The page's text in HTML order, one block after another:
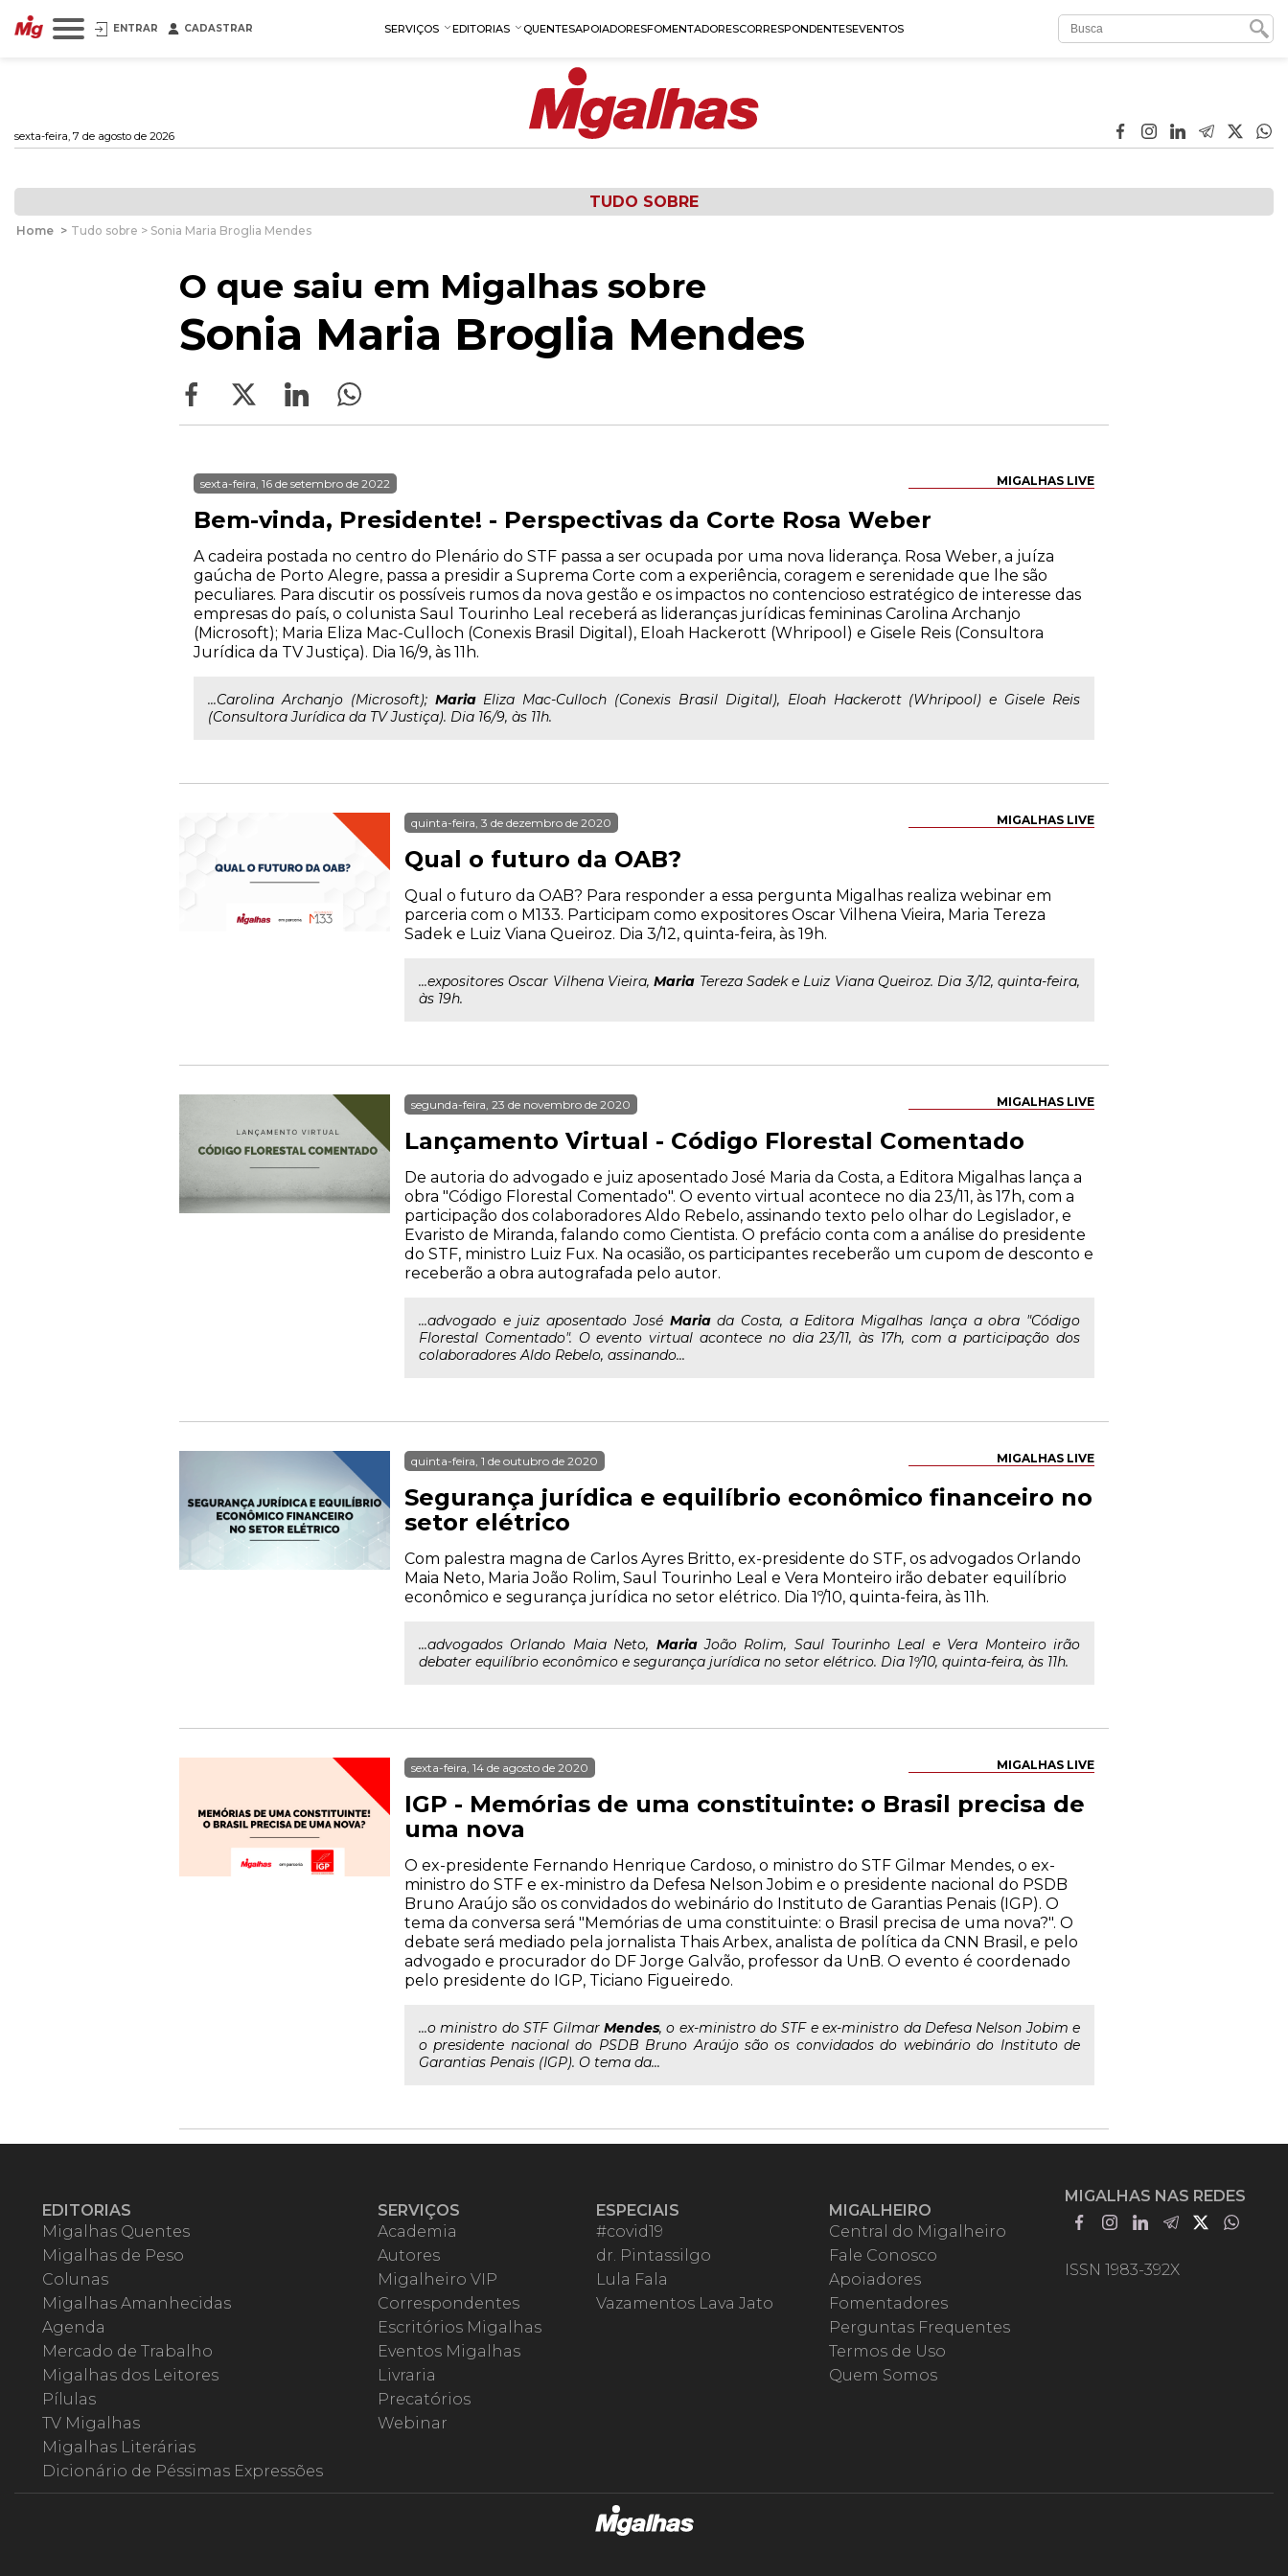
ENTRAR CADASTRAR SERVIÇOS EDITORIAS QUENTESAPOIADORESFOMENTADORESCORRESPONDENTESEVENTOS
sexta-feira, 7 de agosto de 2026
TUDO SOBRE
Home > Tudo sobre > Sonia Maria Broglia Mendes
O que saiu em Migalhas sobre
Sonia Maria Broglia Mendes
MIGALHAS LIVE
sexta-feira, 16 de setembro de 2022
Bem-vinda, Presidente! - Perspectivas da Corte Rosa Weber
A cadeira postada no centro do Plenário do STF passa a ser ocupada por uma nova liderança. Rosa Weber, a juíza
gaúcha de Porto Alegre, passa a presidir a Suprema Corte com a experiência, coragem e serenidade que lhe são
peculiares. Para discutir os possíveis rumos da nova gestão e os impactos no contencioso estratégico de interesse das
empresas do país, o colunista Saul Tourinho Leal receberá as lideranças jurídicas femininas Carolina Archanjo
(Microsoft); Maria Eliza Mac-Culloch (Conexis Brasil Digital), Eloah Hackerott (Whripool) e Gisele Reis (Consultora
Jurídica da TV Justiça). Dia 16/9, às 11h.
...Carolina Archanjo (Microsoft); MariaEliza Mac-Culloch (Conexis Brasil Digital), Eloah Hackerott (Whripool) e Gisele Reis
(Consultora Jurídica da TV Justiça). Dia 16/9, às 11h.
MIGALHAS LIVE
quinta-feira, 3 de dezembro de 2020
Qual o futuro da OAB?
Qual o futuro da OAB? Para responder a essa pergunta Migalhas realiza webinar em
parceria com o M133. Participam como expositores Oscar Vilhena Vieira, Maria Tereza
Sadek e Luiz Viana Queiroz. Dia 3/12, quinta-feira, às 19h.
...expositores Oscar Vilhena Vieira,Maria Tereza Sadek e Luiz Viana Queiroz. Dia 3/12, quinta-feira,
às 19h.
MIGALHAS LIVE
segunda-feira, 23 de novembro de 2020
Lançamento Virtual - Código Florestal Comentado
De autoria do advogado e juiz aposentado José Maria da Costa, a Editora Migalhas lança a
obra "Código Florestal Comentado". O evento virtual acontece no dia 23/11, às 17h, com a
participação dos colaboradores Aldo Rebelo, assinando texto pelo olhar do Legislador, e
Evaristo de Miranda, falando como Cientista. O prefácio conta com a análise do presidente
do STF, ministro Luiz Fux. Na ocasião, os participantes receberão um cupom de desconto e
receberão a obra autografada pelo autor.
...advogado e juiz aposentado José Mariada Costa, a Editora Migalhas lança a obra "Código
Florestal Comentado". O evento virtual acontece no dia 23/11, às 17h, com a participação dos
colaboradores Aldo Rebelo, assinando...
MIGALHAS LIVE
quinta-feira, 1 de outubro de 2020
Segurança jurídica e equilíbrio econômico financeiro no
setor elétrico
Com palestra magna de Carlos Ayres Britto, ex-presidente do STF, os advogados Orlando
Maia Neto, Maria João Rolim, Saul Tourinho Leal e Vera Monteiro irão debater equilíbrio
econômico e segurança jurídica no setor elétrico. Dia 1º/10, quinta-feira, às 11h.
...advogados Orlando Maia Neto, MariaJoão Rolim, Saul Tourinho Leal e Vera Monteiro irão
debater equilíbrio econômico e segurança jurídica no setor elétrico. Dia 1º/10, quinta-feira, às 11h.
MIGALHAS LIVE
sexta-feira, 14 de agosto de 2020
IGP - Memórias de uma constituinte: o Brasil precisa de
uma nova
O ex-presidente Fernando Henrique Cardoso, o ministro do STF Gilmar Mendes, o ex-
ministro do STF e ex-ministro da Defesa Nelson Jobim e o presidente nacional do PSDB
Bruno Araújo são os convidados do webinário do Instituto de Garantias Penais (IGP). O
tema da conversa será "Memórias de uma constituinte: o Brasil precisa de uma nova?". O
debate será mediado pela jornalista Thais Arbex, analista de política da CNN Brasil, e pelo
advogado e procurador do DF Jorge Galvão, professor da UnB. O evento é coordenado
pelo presidente do IGP, Ticiano Figueiredo.
...o ministro do STF Gilmar Mendes, o ex-ministro do STF e ex-ministro da Defesa Nelson Jobim e
o presidente nacional do PSDB Bruno Araújo são os convidados do webinário do Instituto de
Garantias Penais (IGP). O tema da...
EDITORIAS
Migalhas Quentes
Migalhas de Peso
Colunas
Migalhas Amanhecidas
Agenda
Mercado de Trabalho
Migalhas dos Leitores
Pílulas
TV Migalhas
Migalhas Literárias
Dicionário de Péssimas Expressões
SERVIÇOS
Academia
Autores
Migalheiro VIP
Correspondentes
Escritórios Migalhas
Eventos Migalhas
Livraria
Precatórios
Webinar
ESPECIAIS
#covid19
dr. Pintassilgo
Lula Fala
Vazamentos Lava Jato
MIGALHEIRO
Central do Migalheiro
Fale Conosco
Apoiadores
Fomentadores
Perguntas Frequentes
Termos de Uso
Quem Somos
MIGALHAS NAS REDES
ISSN 1983-392X